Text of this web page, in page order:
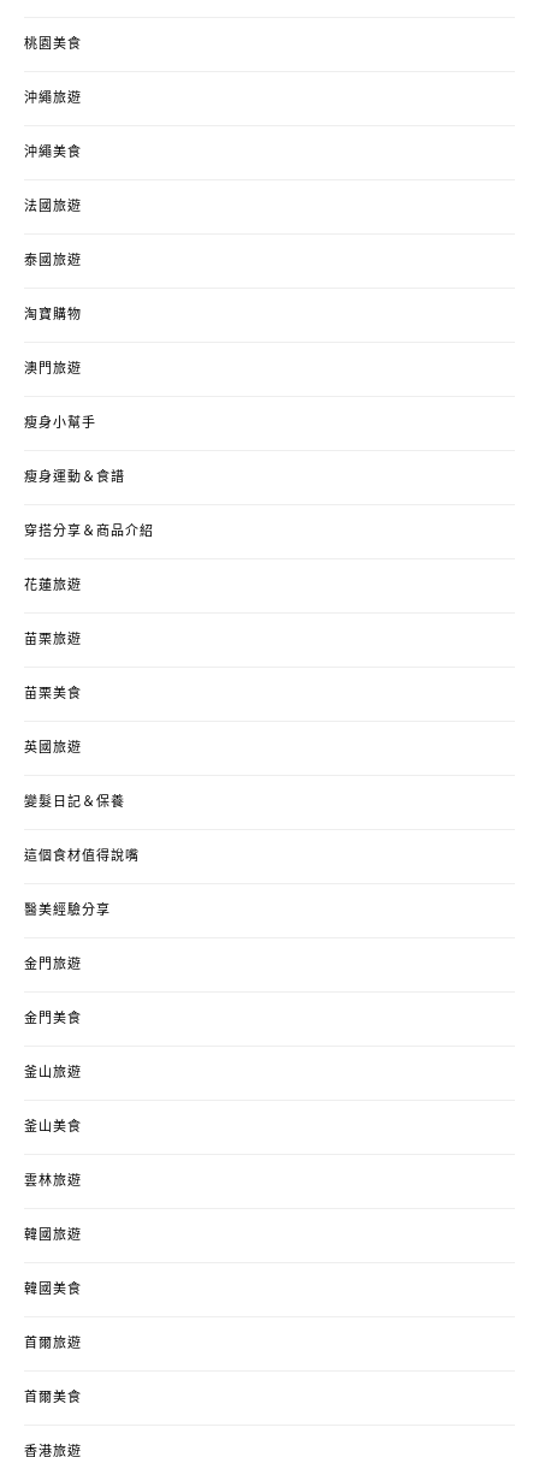
桃園美食
沖繩旅遊
沖繩美食
法國旅遊
泰國旅遊
淘寶購物
澳門旅遊
瘦身小幫手
瘦身運動＆食譜
穿搭分享＆商品介紹
花蓮旅遊
苗栗旅遊
苗栗美食
英國旅遊
變髮日記＆保養
這個食材值得說嘴
醫美經驗分享
金門旅遊
金門美食
釜山旅遊
釜山美食
雲林旅遊
韓國旅遊
韓國美食
首爾旅遊
首爾美食
香港旅遊